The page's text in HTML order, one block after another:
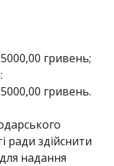
гривень;
гривень.
ради здійснити
надання